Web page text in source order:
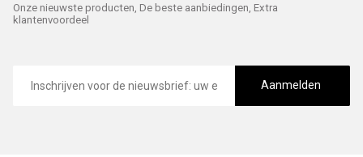
Onze nieuwste producten, De beste aanbiedingen, Extra
klantenvoordeel
mailadres
Aanmelden